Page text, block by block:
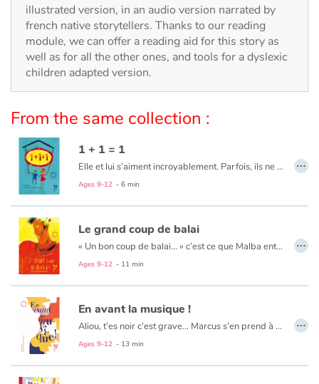
Learning
Arts, space, activities
With the family
Daily life and hobbies
At school
Festivals and events
Love and friendship
Social issues
Emotions and feelings
illustrated version, in an audio version narrated by
french native storytellers. Thanks to our reading
module, we can offer a reading aid for this story as
well as for all the other ones, and tools for a dyslexic
children adapted version.
From the same collection :
1 + 1 = 1
Elle et lui s’aiment incroyablement. Parfois, ils ne se comprennent pas. Et pourtant…
Ages 9-12 - 6 min
…
Le grand coup de balai
« Un bon coup de balai... » c’est ce que Malba entendait de la part des passants qui passaient devant lui d’un air méprisant. Jusqu’à ce qu’il tombe sur un vrai balai qui allait l’aider à tracer son chemin...
Ages 9-12 - 11 min
…
En avant la musique !
Aliou, t’es noir c’est grave… Marcus s’en prend à Aliou mais à l’école de la République, chaque élève a droit à la Liberté, l’Egalité et la Fraternité. Facile à dire mais à l’école il y a Marcus et sa bande...
Ages 9-12 - 13 min
…